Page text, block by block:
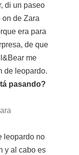
di un paseo
de Zara
era para
de que
me
de leopardo.
pasando?
leopardo no
y al cabo es